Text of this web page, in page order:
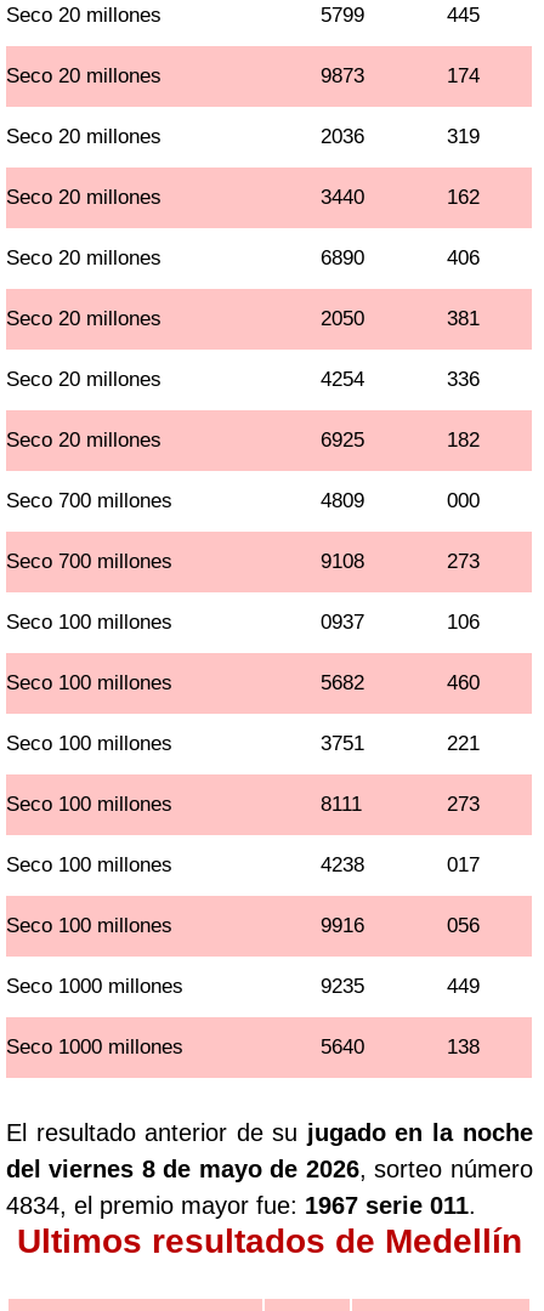
Seco 20 millones 5799 445
Seco 20 millones 9873 174
Seco 20 millones 2036 319
Seco 20 millones 3440 162
Seco 20 millones 6890 406
Seco 20 millones 2050 381
Seco 20 millones 4254 336
Seco 20 millones 6925 182
Seco 700 millones 4809 000
Seco 700 millones 9108 273
Seco 100 millones 0937 106
Seco 100 millones 5682 460
Seco 100 millones 3751 221
Seco 100 millones 8111 273
Seco 100 millones 4238 017
Seco 100 millones 9916 056
Seco 1000 millones 9235 449
Seco 1000 millones 5640 138
El resultado anterior de su jugado en la noche
del viernes 8 de mayo de 2026, sorteo número
4834, el premio mayor fue: 1967 serie 011.
Ultimos resultados de Medellín